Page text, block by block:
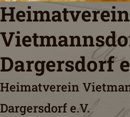
Heimatverein
Dargersdorf
Heimatverein
Dargersdorf e.V.